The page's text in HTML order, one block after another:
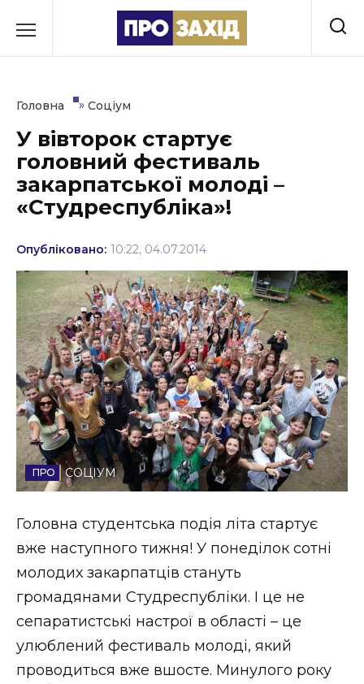
до
Культура
Освіта
Політика
Соціум
Спорт
Стиль життя
Втрачений Ужгород
Втрачений Ужгород (відеоверсія)
ЗАКАРПАТСЬКІ НОВИНИ
НОВИНИ ЗАХІДНОЇ УКРАЇНИ
ФОТО
Головна » Соціум
У вівторок стартує
головний фестиваль
закарпатської молоді –
«Студреспубліка»!
Опубліковано: 10:22, 04.07.2014
СОЦІУМ
Головна студентська подія літа стартує
вже наступного тижня! У понеділок сотні
молодих закарпатців стануть
громадянами Студреспубліки. І це не
сепаратистські настрої в області – це
улюблений фестиваль молоді, який
проводиться вже вшосте. Минулого року